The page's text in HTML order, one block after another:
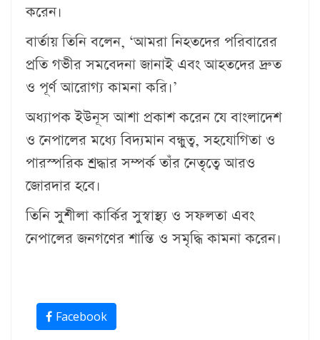
করেন।
বার্তায় তিনি বলেন, ‘আমরা নিহতদের পরিবারের
প্রতি গভীর সমবেদনা জানাই এবং আহতদের দ্রুত
ও পূর্ণ আরোগ্য কামনা করি।’
অধ্যাপক ইউনূস আশা প্রকাশ করেন যে বাংলাদেশ
ও নেপালের মধ্যে বিদ্যমান বন্ধুত্ব, সহযোগিতা ও
পারস্পরিক শ্রদ্ধার সম্পর্ক তাঁর নেতৃত্বে আরও
জোরদার হবে।
তিনি সুশীলা কার্কির সুস্বাস্থ্য ও সফলতা এবং
নেপালের জনগণের শান্তি ও সমৃদ্ধি কামনা করেন।
Facebook